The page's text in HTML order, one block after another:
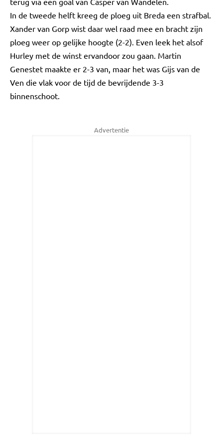
In de tweede helft kreeg de ploeg uit Breda een strafbal.
Xander van Gorp wist daar wel raad mee en bracht zijn
ploeg weer op gelijke hoogte (2-2). Even leek het alsof
Hurley met de winst ervandoor zou gaan. Martin
Genestet maakte er 2-3 van, maar het was Gijs van de
Ven die vlak voor de tijd de bevrijdende 3-3
binnenschoot.
Advertentie